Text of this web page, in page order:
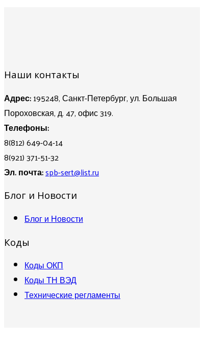
Наши контакты
Адрес:195248, Санкт-Петербург, ул. Большая
Пороховская, д. 47, офис 319.
Телефоны:
8(812) 649-04-14
8(921) 371-51-32
Эл. почта:spb-sert@list.ru
Блог и Новости
Блог и Новости
Коды
Коды ОКП
Коды ТН ВЭД
Технические регламенты